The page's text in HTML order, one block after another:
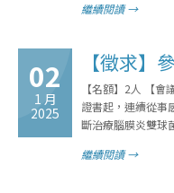
繼續閱讀 →
02
1 月
2025
【徵求
【名額】2人 【
證書起，連續從事
斷治療腦膜炎雙球
繼續閱讀 →